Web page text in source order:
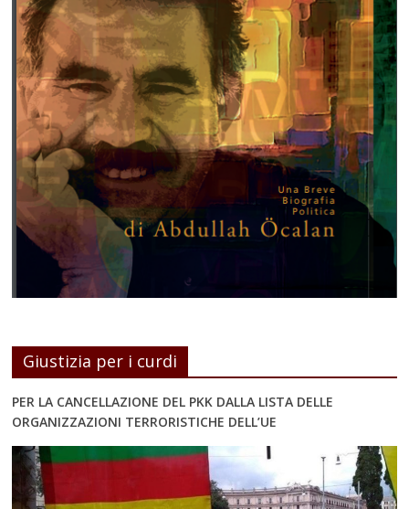
Giustizia per i curdi
PER LA CANCELLAZIONE DEL PKK DALLA LISTA DELLE
ORGANIZZAZIONI TERRORISTICHE DELL’UE